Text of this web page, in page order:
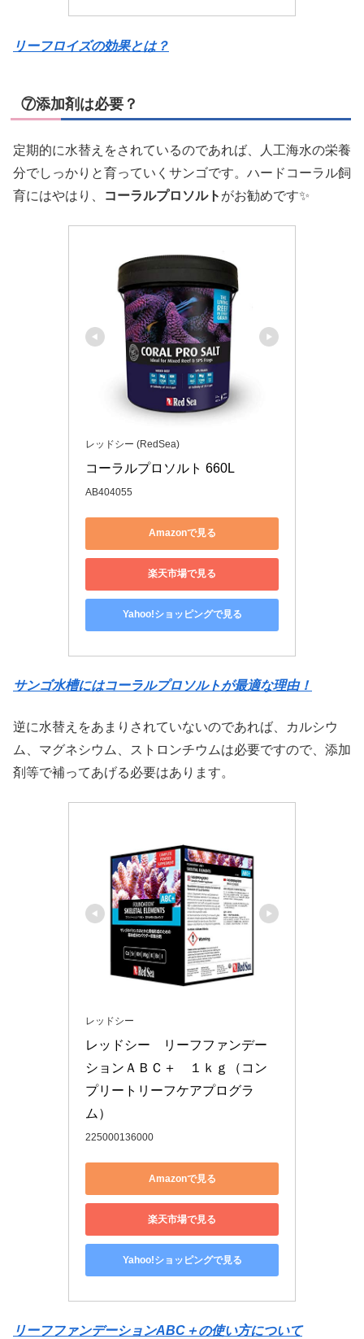
リーフロイズの効果とは？
⑦添加剤は必要？
定期的に水替えをされているのであれば、人工海水の栄養
分でしっかりと育っていくサンゴです。ハードコーラル飼
育にはやはり、
コーラルプロソルト がお勧めです✨
レッドシー (RedSea)
コーラルプロソルト 660L
AB404055
Amazonで見る
楽天市場で見る
Yahoo!ショッピングで見る
サンゴ水槽にはコーラルプロソルトが最適な理由！
逆に水替えをあまりされていないのであれば、カルシウ
ム、マグネシウム、ストロンチウムは必要ですので、添加
剤等で補ってあげる必要はあります。
レッドシー
レッドシー　リーフファンデー
ションＡＢＣ＋　１ｋｇ（コン
プリートリーフケアプログラ
ム）
225000136000
Amazonで見る
楽天市場で見る
Yahoo!ショッピングで見る
リーフファンデーションABC＋の使い方について